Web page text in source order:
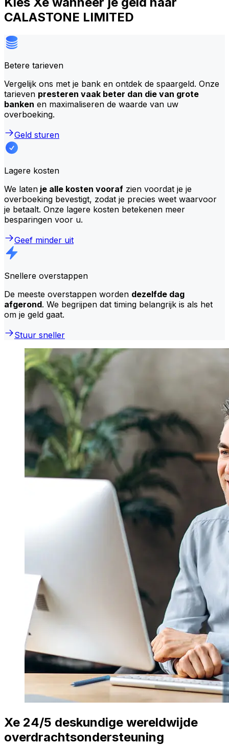
CALASTONE LIMITED
Betere tarieven
Vergelijk ons met je bank en ontdek de spaargeld. Onze
tarieven presteren vaak beter dan die van grote
banken en maximaliseren de waarde van uw
overboeking.
Geld sturen
Lagere kosten
We laten je alle kosten vooraf zien voordat je je
overboeking bevestigt, zodat je precies weet waarvoor
je betaalt. Onze lagere kosten betekenen meer
besparingen voor u.
Geef minder uit
Snellere overstappen
De meeste overstappen worden dezelfde dag
afgerond. We begrijpen dat timing belangrijk is als het
om je geld gaat.
Stuur sneller
Xe 24/5 deskundige wereldwijde
overdrachtsondersteuning